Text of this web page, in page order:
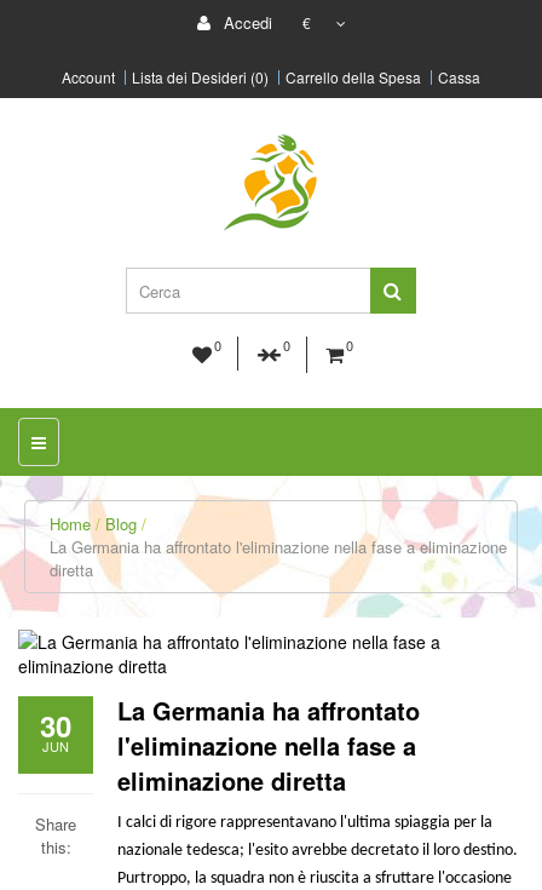
Accedi €
Account Lista dei Desideri (0) Carrello della Spesa Cassa
0 0 0
Home
Blog
La Germania ha affrontato l'eliminazione nella fase a eliminazione
diretta
30
JUN
Share
this:
La Germania ha affrontato
l'eliminazione nella fase a
eliminazione diretta
I calci di rigore rappresentavano l'ultima spiaggia per la
nazionale tedesca; l'esito avrebbe decretato il loro destino.
Purtroppo, la squadra non è riuscita a sfruttare l'occasione